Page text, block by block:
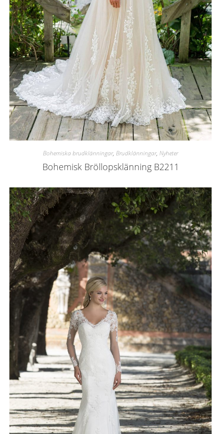
Bohemiska brudklänningar, Brudklänningar, Nyheter
Bohemisk Bröllopsklänning B2211